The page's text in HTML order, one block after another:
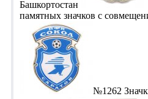
Башкортостан
памятных значков с
№1262